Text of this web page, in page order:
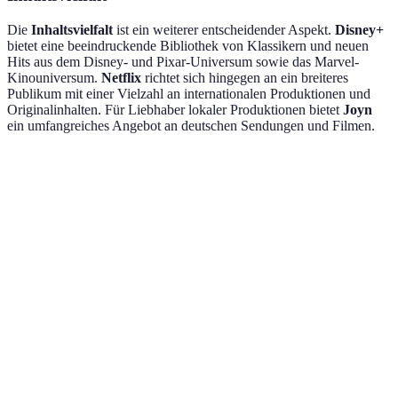
Die Inhaltsvielfalt ist ein weiterer entscheidender Aspekt. Disney+
bietet eine beeindruckende Bibliothek von Klassikern und neuen
Hits aus dem Disney- und Pixar-Universum sowie das Marvel-
Kinouniversum. Netflix richtet sich hingegen an ein breiteres
Publikum mit einer Vielzahl an internationalen Produktionen und
Originalinhalten. Für Liebhaber lokaler Produktionen bietet Joyn
ein umfangreiches Angebot an deutschen Sendungen und Filmen.